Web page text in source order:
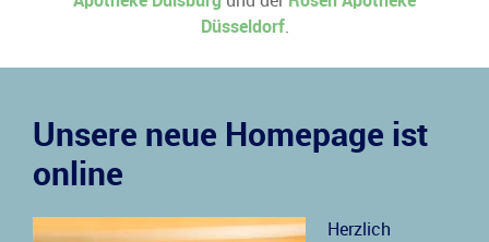
Düsseldorf.
Unsere neue Homepage ist
online
Herzlich